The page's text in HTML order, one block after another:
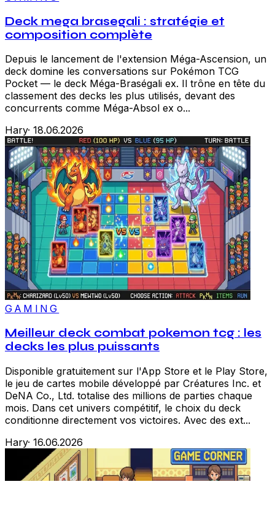
Deck mega brasegali : stratégie et
composition complète
Depuis le lancement de l'extension Méga-Ascension, un
deck domine les conversations sur Pokémon TCG
Pocket — le deck Méga-Braségali ex. Il trône en tête du
classement des decks les plus utilisés, devant des
concurrents comme Méga-Absol ex o...
Hary· 18.06.2026
GAMING
Meilleur deck combat pokemon tcg : les
decks les plus puissants
Disponible gratuitement sur l'App Store et le Play Store,
le jeu de cartes mobile développé par Créatures Inc. et
DeNA Co., Ltd. totalise des millions de parties chaque
mois. Dans cet univers compétitif, le choix du deck
conditionne directement vos victoires. Avec des ext...
Hary· 16.06.2026